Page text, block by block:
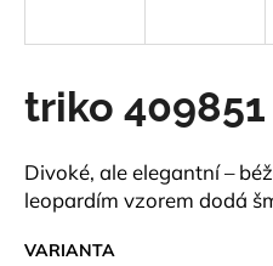
triko 409851
Divoké, ale elegantní –
leopardím vzorem dodá
VARIANTA
í
t
?